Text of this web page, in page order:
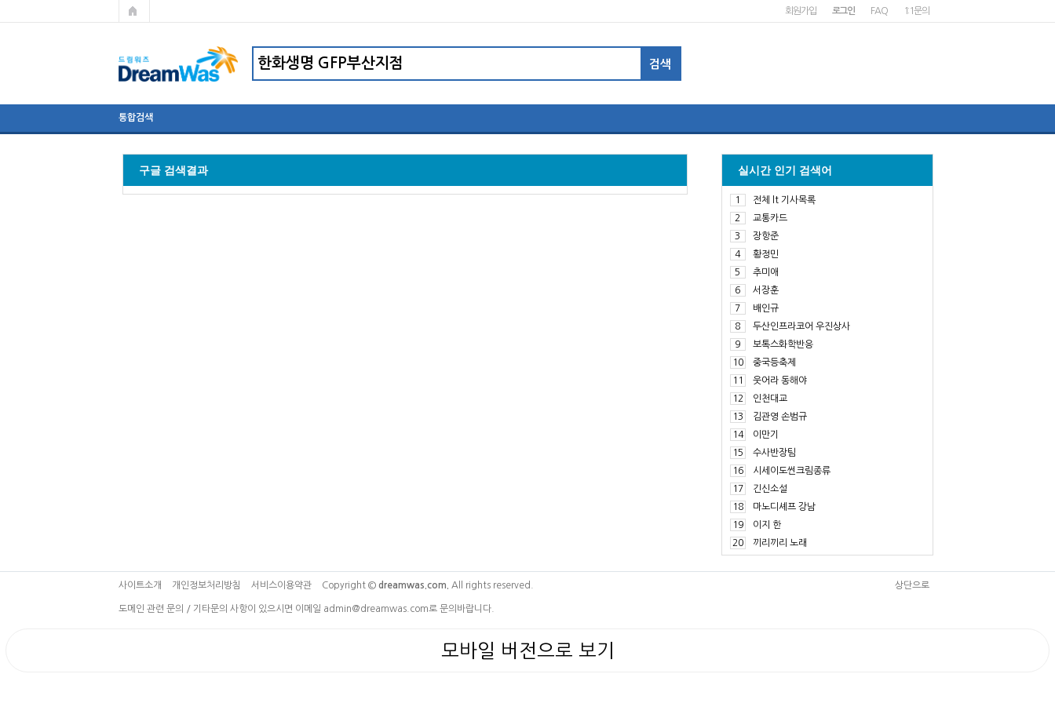
회원가입 로그인 FAQ 1:1문의
통합검색
실시간 인기 검색어
1
전체 lt 기사목록
2
교통카드
3
장항준
4
황정민
5
추미애
6
서장훈
7
배인규
8
두산인프라코어 우진상사
9
보톡스화학반응
10
중국등축제
11
웃어라 동해야
12
인천대교
13
김관영 손범규
14
이만기
15
수사반장팀
16
시세이도썬크림종류
17
긴신소설
18
마노디셰프 강남
19
이지 한
20
끼리끼리 노래
구글 검색결과
사이트소개 개인정보처리방침 서비스이용약관 Copyright © dreamwas.com. All rights reserved. 상단으로
도메인 관련 문의 / 기타문의 사항이 있으시면 이메일 admin@dreamwas.com로 문의바랍니다.
모바일 버전으로 보기